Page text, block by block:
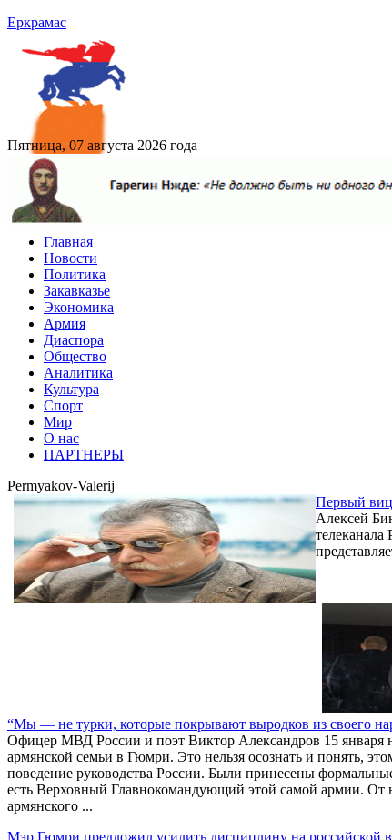
Еркрамас
Пятница, 07 августа 2026 года
Главная
Новости
Политика
Закавказье
Экономика
Армия
Диаспора
Общество
Аналитика
Культура
Спорт
Мир
О нас
ПАРТНЕРЫ
Permyakov-Valerij
Первый
Алексей
“Мы — не турки, которые покрывают выродков из своего
Офицер МВД России и поэт Виктор Александров 15 января
армянской семьи в Гюмри. Это нельзя осознать и понять,
поведение руководства России. Были принесены
есть Верховный Главнокомандующий этой самой армии. От
армянского ...
Мэр Гюмри предложил усилить дисциплину на российской